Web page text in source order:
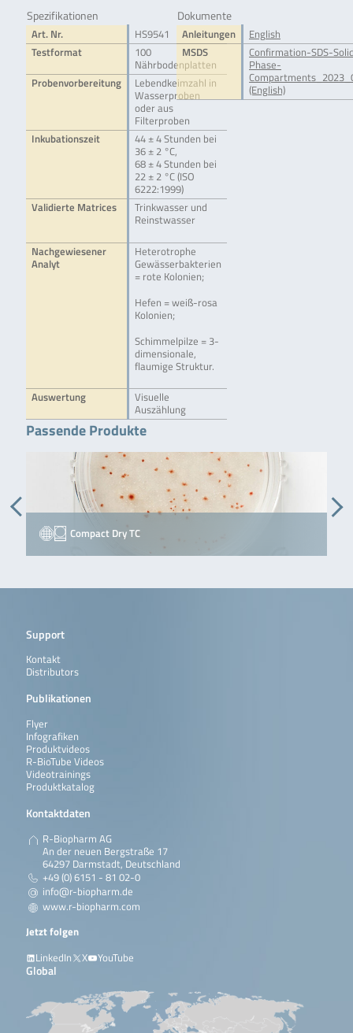
Spezifikationen
Art. Nr.
HS9541
Testformat
100
Nährbodenplatten
Probenvorbereitung
Lebendkeimzahl in
Wasserproben
oder aus
Filterproben
Inkubationszeit
44 ± 4 Stunden bei
36 ± 2 °C,
68 ± 4 Stunden bei
22 ± 2 °C (ISO
6222:1999)
Validierte Matrices
Trinkwasser und
Reinstwasser
Nachgewiesener
Analyt
Heterotrophe
Gewässerbakterien
= rote Kolonien;
Hefen = weiß-rosa
Kolonien;
Schimmelpilze = 3-
dimensionale,
flaumige Struktur.
Auswertung
Visuelle
Auszählung
Dokumente
Anleitungen
English
MSDS
Confirmation-SDS-
Phase-
(English)
Passende Produkte
Compact Dry TC
Support
Kontakt
Distributors
Publikationen
Flyer
Infografiken
Produktvideos
R-BioTube Videos
Videotrainings
Produktkatalog
Kontaktdaten
R-Biopharm AG
An der neuen Bergstraße 17
64297 Darmstadt, Deutschland
+49 (0) 6151 - 81 02-0
info@r-biopharm.de
www.r-biopharm.com
Jetzt folgen
LinkedIn
X YouTube
Global